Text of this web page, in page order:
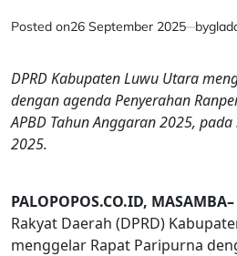
Posted on26 September 2025 by
DPRD Kabupaten Luwu Utara
dengan agenda Penyerahan
APBD Tahun Anggaran 2025,
2025.
PALOPOPOS.CO.ID, MASAMBA–
Rakyat Daerah (DPRD)
menggelar Rapat Paripurna